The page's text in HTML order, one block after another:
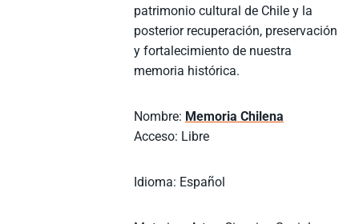
patrimonio cultural de Chile y la
posterior recuperación, preservación
y fortalecimiento de nuestra
memoria histórica.
Nombre: Memoria Chilena
Acceso: Libre
Idioma: Español